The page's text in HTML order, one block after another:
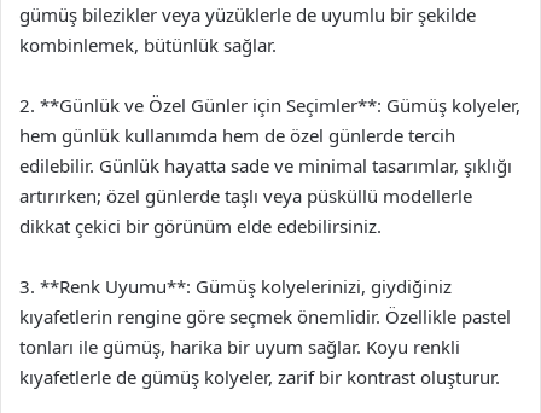
gümüş bilezikler veya yüzüklerle de uyumlu bir şekilde
kombinlemek, bütünlük sağlar.
2. **Günlük ve Özel Günler için Seçimler**: Gümüş kolyeler,
hem günlük kullanımda hem de özel günlerde tercih
edilebilir. Günlük hayatta sade ve minimal tasarımlar, şıklığı
artırırken; özel günlerde taşlı veya püsküllü modellerle
dikkat çekici bir görünüm elde edebilirsiniz.
3. **Renk Uyumu**: Gümüş kolyelerinizi, giydiğiniz
kıyafetlerin rengine göre seçmek önemlidir. Özellikle pastel
tonları ile gümüş, harika bir uyum sağlar. Koyu renkli
kıyafetlerle de gümüş kolyeler, zarif bir kontrast oluşturur.